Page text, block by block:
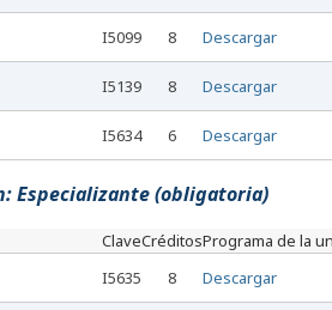
I5099 8 Descargar
I5139 8 Descargar
I5634 6 Descargar
Especializante (obligatoria)
ClaveCréditosPrograma de la
I5635 8 Descargar